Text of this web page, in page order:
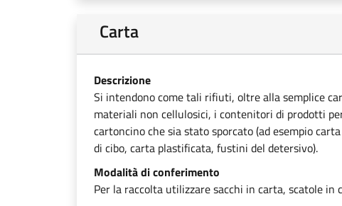
Carta
Descrizione
Si intendono come tali rifiuti, oltre alla semplice
materiali non cellulosici, i contenitori di prodotti
cartoncino che sia stato sporcato (ad esempio
di cibo, carta plastificata, fustini del detersivo).
Modalità di conferimento
Per la raccolta utilizzare sacchi in carta, scatole